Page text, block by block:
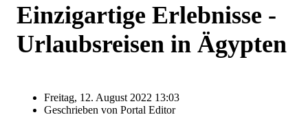
Einzigartige Erlebnisse -
Urlaubsreisen in Ägypten
Freitag, 12. August 2022 13:03
Geschrieben von Portal Editor